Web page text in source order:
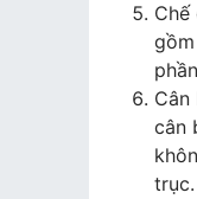
Chế
Cân
cân
trục.